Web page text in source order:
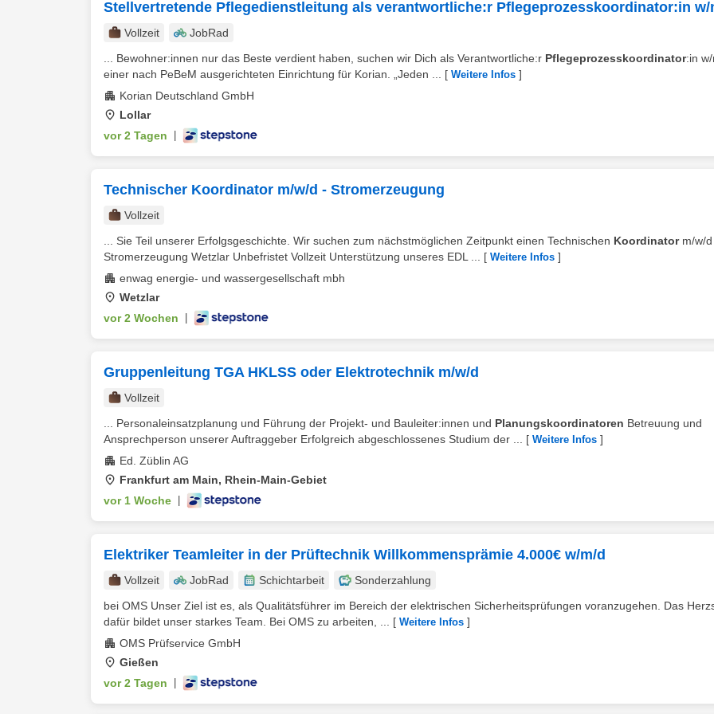
Stellvertretende Pflegedienstleitung als verantwortliche:r Pflegeprozesskoordinator:in w/
Vollzeit
JobRad
... Bewohner:innen nur das Beste verdient haben, suchen wir Dich als Verantwortliche:r Pflegeprozesskoordinator:in
einer nach PeBeM ausgerichteten Einrichtung für Korian. „Jeden ...
[ Weitere Infos ]
Korian Deutschland GmbH
Lollar
vor 2 Tagen
Technischer Koordinator m/w/d - Stromerzeugung
Vollzeit
... Sie Teil unserer Erfolgsgeschichte. Wir suchen zum nächstmöglichen Zeitpunkt einen Technischen Koordinatorm/w/d
Stromerzeugung Wetzlar Unbefristet Vollzeit Unterstützung unseres EDL ...
[ Weitere Infos ]
enwag energie- und wassergesellschaft mbh
Wetzlar
vor 2 Wochen
Gruppenleitung TGA HKLSS oder Elektrotechnik m/w/d
Vollzeit
... Personaleinsatzplanung und Führung der Projekt- und Bauleiter:innen und Planungskoordinatoren Betreuung und
Ansprechperson unserer Auftraggeber Erfolgreich abgeschlossenes Studium der ...
[ Weitere Infos ]
Ed. Züblin AG
Frankfurt am Main, Rhein-Main-Gebiet
vor 1 Woche
Elektriker Teamleiter in der Prüftechnik Willkommensprämie 4.000€ w/m/d
Vollzeit JobRad Schichtarbeit
Sonderzahlung
bei OMS Unser Ziel ist es, als Qualitätsführer im Bereich der elektrischen Sicherheitsprüfungen voranzugehen. Das
dafür bildet unser starkes Team. Bei OMS zu arbeiten, ...
[ Weitere Infos ]
OMS Prüfservice GmbH
Gießen
vor 2 Tagen